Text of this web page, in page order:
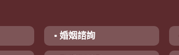
▪ 婚姻諮詢